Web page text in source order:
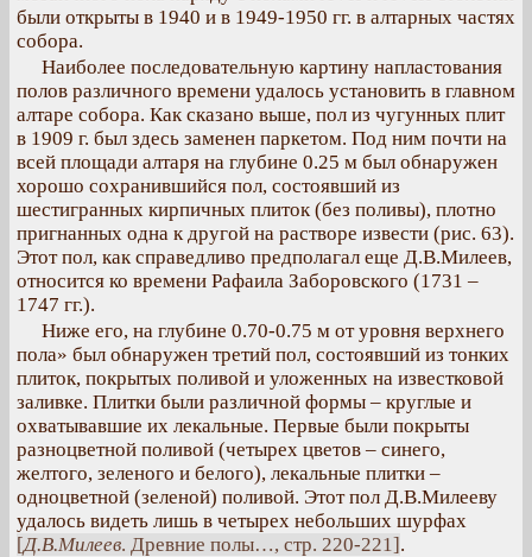
были открыты в 1940 и в 1949-1950 гг. в алтарных частях
собора.
Наиболее последовательную картину напластования
полов различного времени удалось установить в главном
алтаре собора. Как сказано выше, пол из чугунных плит
в 1909 г. был здесь заменен паркетом. Под ним почти на
всей площади алтаря на глубине 0.25 м был обнаружен
хорошо сохранившийся пол, состоявший из
шестигранных кирпичных плиток (без поливы), плотно
пригнанных одна к другой на растворе извести (рис. 63).
Этот пол, как справедливо предполагал еще Д.В.Милеев,
относится ко времени Рафаила Заборовского (1731 –
1747 гг.).
Ниже его, на глубине 0.70-0.75 м от уровня верхнего
пола» был обнаружен третий пол, состоявший из тонких
плиток, покрытых поливой и уложенных на известковой
заливке. Плитки были различной формы – круглые и
охватывавшие их лекальные. Первые были покрыты
разноцветной поливой (четырех цветов – синего,
желтого, зеленого и белого), лекальные плитки –
одноцветной (зеленой) поливой. Этот пол Д.В.Милееву
удалось видеть лишь в четырех небольших шурфах
[Д.В.Милеев. Древние полы…, стр. 220-221].